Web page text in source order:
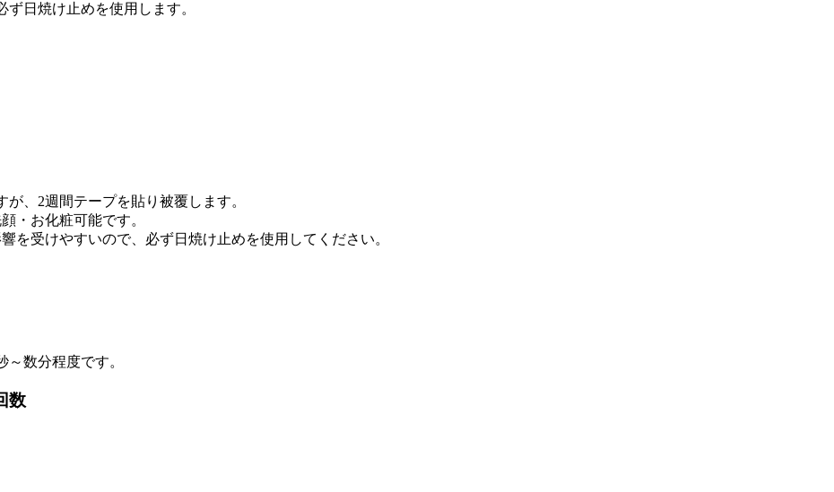
日焼け止めを使用します。
、2週間テープを貼り被覆します。
・お化粧可能です。
を受けやすいので、必ず日焼け止めを使用してください。
数分程度です。
数